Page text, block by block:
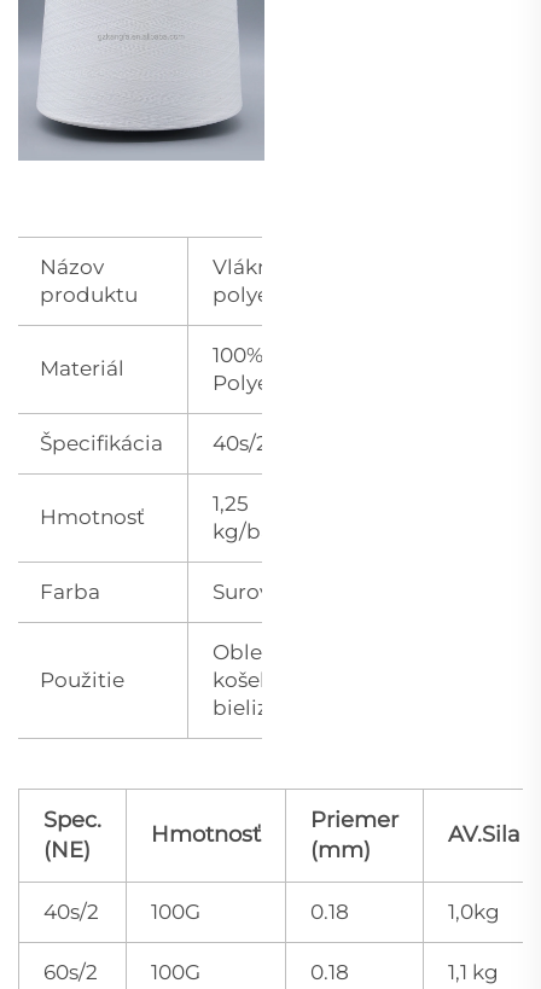
Názov
produktu
Vláknina z
polyestru
Materiál
100%
Polyester
Špecifikácia 40s/2 Tex27
Hmotnosť
1,25
kg/balenie
Farba Surové biele
Použitie
Oblečenie,
košele,
bielizeň atď.
Spec.
(NE)
Hmotnosť
Priemer
(mm)
AV.Sila
40s/2 100G 0.18 1,0kg
60s/2 100G 0.18 1,1 kg